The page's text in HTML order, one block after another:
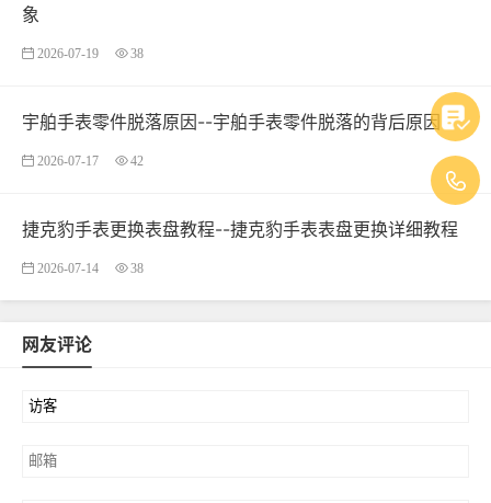
象
2026-07-19 38
宇舶手表零件脱落原因--宇舶手表零件脱落的背后原因
2026-07-17 42
捷克豹手表更换表盘教程--捷克豹手表表盘更换详细教程
2026-07-14 38
网友评论